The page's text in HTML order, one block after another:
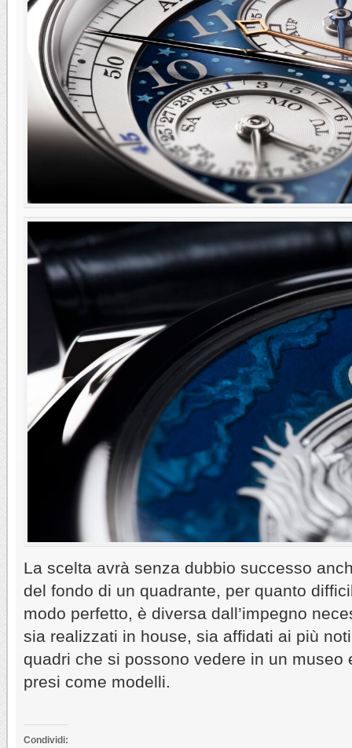
La scelta avrà senza dubbio successo
del fondo di un quadrante, per quanto
modo perfetto, è diversa dall’impegno
sia realizzati in house, sia affidati ai più
quadri che si possono vedere in un museo
presi come modelli.
Condividi: